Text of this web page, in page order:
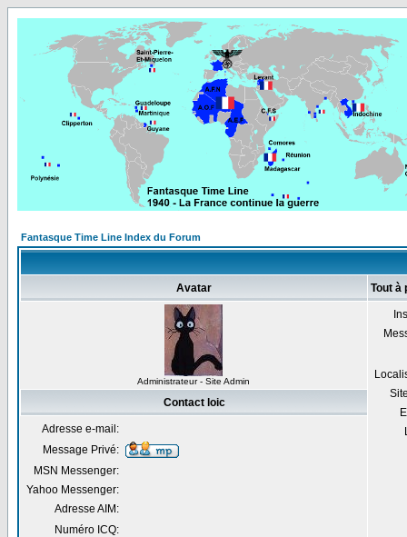
Fantasque Time Line Index du Forum
Avatar Tout à
Administrateur - Site Admin
Contact loic
Adresse e-mail:
Message Privé:
MSN Messenger:
Yahoo Messenger:
Adresse AIM:
Numéro ICQ: